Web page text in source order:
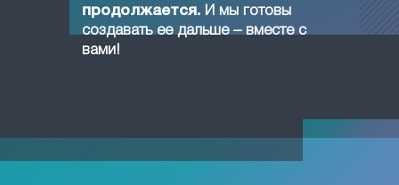
продолжается. И мы готовы
создавать ее дальше – вместе с
вами!